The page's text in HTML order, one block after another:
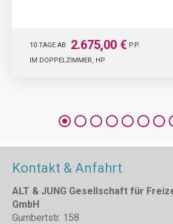
10 TAGE AB 2.675,00 € P.P.
IM DOPPELZIMMER, HP
Kontakt & Anfahrt
ALT & JUNG Gesellschaft für
GmbH
Gumbertstr. 158